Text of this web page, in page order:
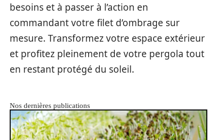
besoins et à passer à l’action en
commandant votre filet d’ombrage sur
mesure. Transformez votre espace extérieur
et profitez pleinement de votre pergola tout
en restant protégé du soleil.
Nos dernières publications